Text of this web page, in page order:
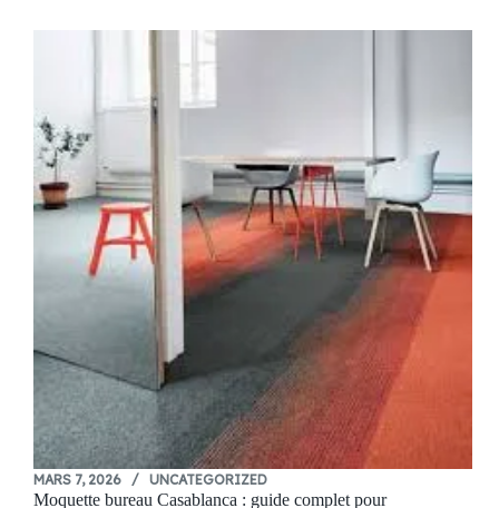
MARS 7, 2026 UNCATEGORIZED
Moquette bureau Casablanca : guide complet pour